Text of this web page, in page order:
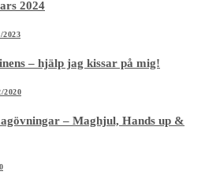
2024
2023
– hjälp jag kissar på mig!
2020
– Maghjul, Hands up &